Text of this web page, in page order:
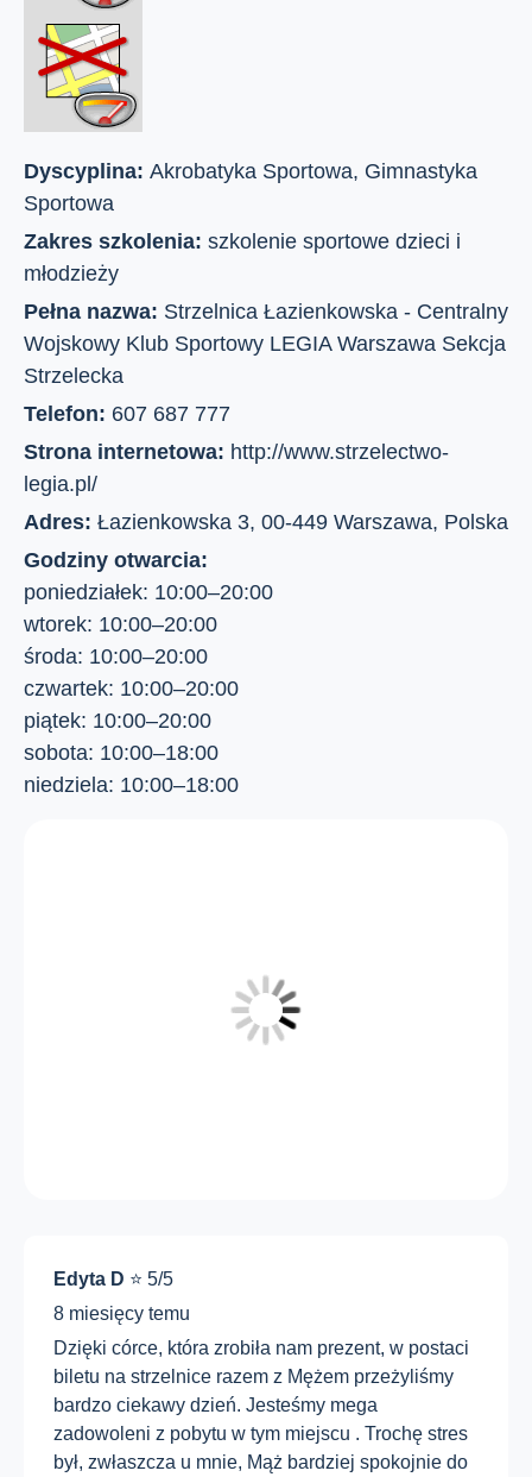
Dyscyplina: Akrobatyka Sportowa, Gimnastyka
Sportowa
Zakres szkolenia: szkolenie sportowe dzieci i
młodzieży
Pełna nazwa: Strzelnica Łazienkowska - Centralny
Wojskowy Klub Sportowy LEGIA Warszawa Sekcja
Strzelecka
Telefon: 607 687 777
Strona internetowa: http://www.strzelectwo-
legia.pl/
Adres: Łazienkowska 3, 00-449 Warszawa, Polska
Godziny otwarcia:
poniedziałek: 10:00–20:00
wtorek: 10:00–20:00
środa: 10:00–20:00
czwartek: 10:00–20:00
piątek: 10:00–20:00
sobota: 10:00–18:00
niedziela: 10:00–18:00
Edyta D ⭐ 5/5
8 miesięcy temu
Dzięki córce, która zrobiła nam prezent, w postaci
biletu na strzelnice razem z Mężem przeżyliśmy
bardzo ciekawy dzień. Jesteśmy mega
zadowoleni z pobytu w tym miejscu . Trochę stres
był, zwłaszcza u mnie, Mąż bardziej spokojnie do